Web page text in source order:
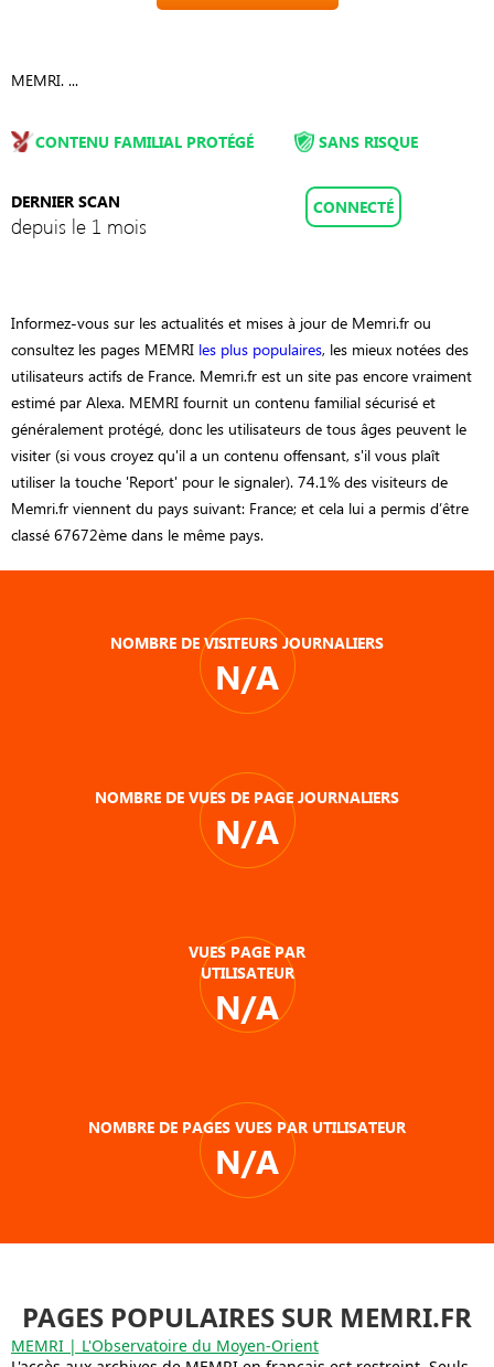
MEMRI. ...
CONTENU FAMILIAL PROTÉGÉ
DERNIER SCAN
depuis le 1 mois
SANS RISQUE
CONNECTÉ
Informez-vous sur les actualités et mises à jour de Memri.fr ou
consultez les pages MEMRI les plus populaires, les mieux notées des
utilisateurs actifs de France. Memri.fr est un site pas encore vraiment
estimé par Alexa. MEMRI fournit un contenu familial sécurisé et
généralement protégé, donc les utilisateurs de tous âges peuvent le
visiter (si vous croyez qu'il a un contenu offensant, s'il vous plaît
utiliser la touche 'Report' pour le signaler). 74.1% des visiteurs de
Memri.fr viennent du pays suivant: France; et cela lui a permis d’être
classé 67672ème dans le même pays.
NOMBRE DE VISITEURS JOURNALIERS
N/A
NOMBRE DE VUES DE PAGE JOURNALIERS
N/A
VUES PAGE PAR
UTILISATEUR
N/A
NOMBRE DE PAGES VUES PAR UTILISATEUR
N/A
PAGES POPULAIRES SUR MEMRI.FR
MEMRI | L'Observatoire du Moyen-Orient